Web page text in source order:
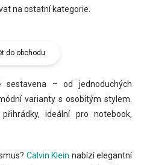
na ostatní kategorie.
do obchodu
– od jednoduchých
varianty s osobitým stylem.
ideální pro notebook,
Calvin Klein nabízí elegantní